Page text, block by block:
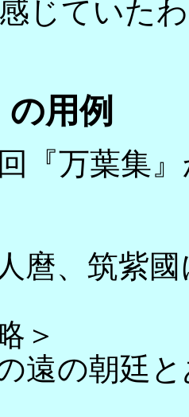
じていた
の用例
『万葉集
麿、筑紫國
＞
遠の朝廷